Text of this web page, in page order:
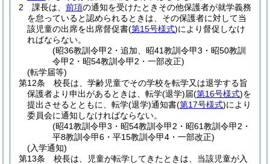
2
課長は、 前項の通知を受けたときその他保護者が就学義務
を怠っていると認められるときは、その保護者に対して当
該児童の出席を出席督促書(第15号様式)により督促しなけ
ればならない。
(昭36教訓令甲2・追加、昭41教訓令甲3・昭50教訓
令甲2・昭54教訓令甲2・一部改正)
(転学届等)
第12条
校長は、学齢児童でその学校を転学又は退学する旨
保護者より申出があるときは、転学(退学)届(第16号様式)を
提出させるとともに、転学(退学)通知書(第17号様式)により
委員会に通知しなければならない。
(昭41教訓令甲3・昭54教訓令甲2・昭61教訓令甲2・
平8教訓令甲6・平15教訓令甲4・一部改正)
(入学通知)
第13条
校長は、児童が転学してきたときは、当該児童が入